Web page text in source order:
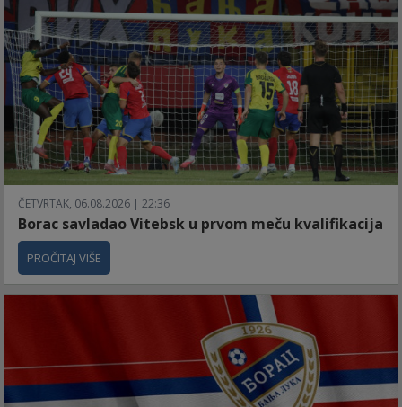
ČETVRTAK, 06.08.2026 | 22:36
Borac savladao Vitebsk u prvom meču kvalifikacija
PROČITAJ VIŠE